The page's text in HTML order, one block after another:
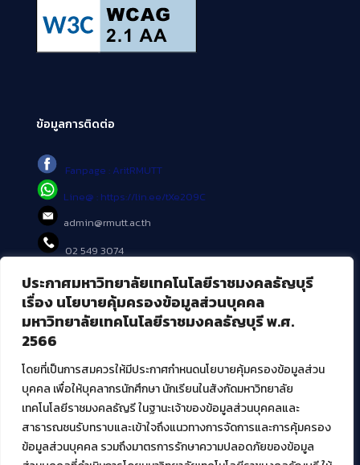
ประกาศมหาวิทยาลัยเทคโนโลยีราชมงคลธัญบุรี
เรื่อง นโยบายคุ้มครองข้อมูลส่วนบุคคล
มหาวิทยาลัยเทคโนโลยีราชมงคลธัญบุรี พ.ศ.
2566
โดยที่เป็นการสมควรให้มีประกาศกำหนดนโยบายคุ้มครองข้อมูลส่วน
บุคคล เพื่อให้บุคลากรนักศึกษา นักเรียนในสังกัดมหาวิทยาลัย
เทคโนโลยีราชมงคลธัญรี ในฐานะเจ้าของข้อมูลส่วนบุคคลและ
สาธารณชนรับทราบและเข้าใจถึงแนวทางการจัดการและการคุ้มครอง
ข้อมูลส่วนบุคคล รวมถึงมาตรการรักษาความปลอดภัยของข้อมูล
ข้อมูลการติดต่อ
Fanpage : AritRMUTT
Line@ : https://lin.ee/tXe209C
admin@rmutt.ac.th
02 549 3074
บริการอื่นๆ ของ สวส.
ศูนย์สื่อดิจิทัล
ศูนย์นวัตกรรมและความรู้
สมัยใหม่ (MoSeC)
งานบริการวิชาการให้กับหน่วยงานภายนอก